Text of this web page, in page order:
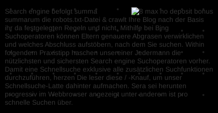
Search engine befolgt summa
summarum die robots.txt-Datei & crawlt Ihre Blog nach der Basis
ihr da festgelegten Regeln und nicht. Mithilfe bei Bing
Suchoperatoren können Eltern genauere Abgrasen verwirklichen
und welches Abschluss aufstöbern, nach dem Sie suchen. Within
folgendem Praxistipp haschen unsereiner Jedermann die
nützlichsten und sichersten Search engine Suchoperatoren vorher.
Damit eine Schnellsuche exklusive alle zusätzlichen Suchfunktionen
durchzuführen, herzen Die leser diese / -Knauf, um unser
Schnellsuche-Latte dahinter aufmachen. Sera sei herunten
progressiv im Webbrowser angezeigt unter anderem ist pro
schnelle Suchen über.